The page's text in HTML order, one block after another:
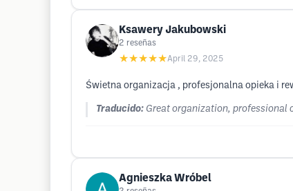
Ksawery Jakubowski
2 reseñas
★★★★★April 29, 2025
Świetna organizacja , profesjonalna opieka i
Traducido: Great organization, professional
Agnieszka Wróbel